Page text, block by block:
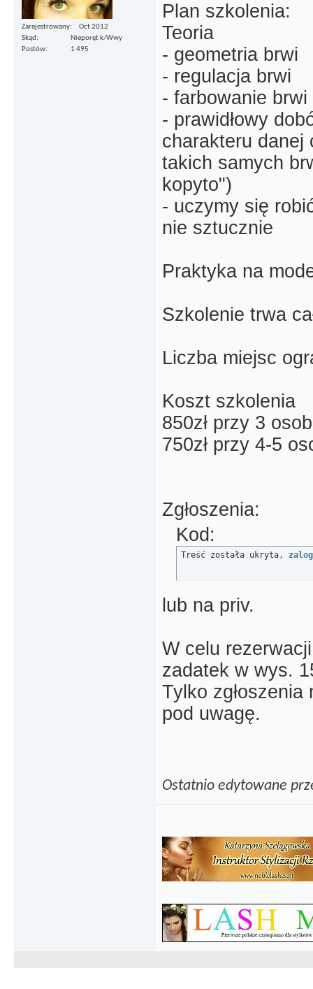
Zarejestrowany
Oct 2012
Skąd
Nieporęt k/Wwy
Postów
1 495
Plan szkolenia:
Teoria
- geometria brwi
- regulacja brwi
- farbowanie brwi
- prawidłowy
charakteru danej
takich samych
kopyto")
- uczymy się
nie sztucznie
Praktyka na
Szkolenie trwa
Liczba miejsc
Koszt szkolenia
850zł przy 3
750zł przy 4-5
Zgłoszenia:
Kod:
Treść została ukryta,
lub na priv.
W celu
zadatek w wys.
Tylko
pod uwagę.
Ostatnio edytowane